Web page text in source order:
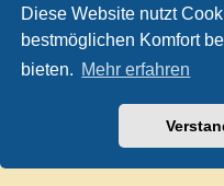
Diese Website nutzt
bestmöglichen Komfort
bieten. Mehr erfahren